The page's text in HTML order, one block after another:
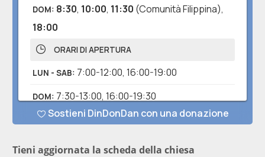
Tieni aggiornata la scheda della chiesa